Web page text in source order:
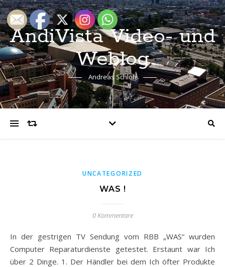
AndiVista Video- und
Weblog
Andreas Schloh
UNCATEGORIZED
WAS !
0 Kommentare
In der gestrigen TV Sendung vom RBB „WAS“ wurden
Computer Reparaturdienste getestet. Erstaunt war Ich
über 2 Dinge. 1. Der Händler bei dem Ich öfter Produkte